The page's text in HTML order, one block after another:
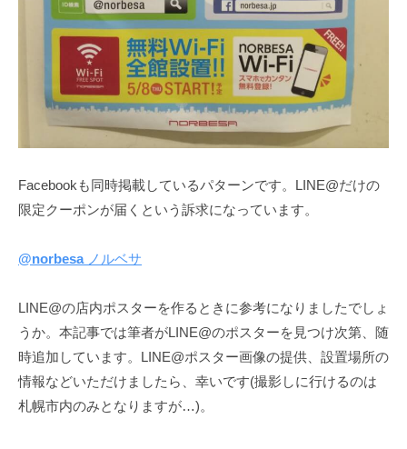
Facebookも同時掲載しているパターンです。LINE@だけの
限定クーポンが届くという訴求になっています。
@norbesaノルベサ
LINE@の店内ポスターを作るときに参考になりましたでしょ
うか。本記事では筆者がLINE@のポスターを見つけ次第、随
時追加しています。LINE@ポスター画像の提供、設置場所の
情報などいただけましたら、幸いです(撮影しに行けるのは
札幌市内のみとなりますが…)。